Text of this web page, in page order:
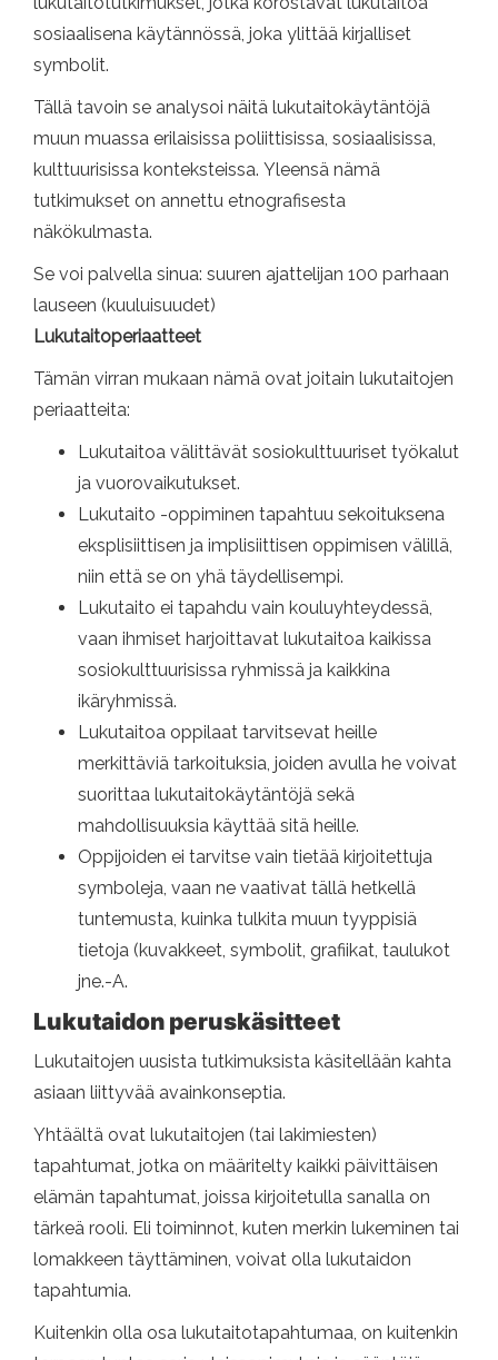
sosiaalisena käytännössä, joka ylittää kirjalliset
symbolit.
Tällä tavoin se analysoi näitä lukutaitokäytäntöjä
muun muassa erilaisissa poliittisissa, sosiaalisissa,
kulttuurisissa konteksteissa. Yleensä nämä
tutkimukset on annettu etnografisesta
näkökulmasta.
Se voi palvella sinua: suuren ajattelijan 100 parhaan
lauseen (kuuluisuudet)
Lukutaitoperiaatteet
Tämän virran mukaan nämä ovat joitain lukutaitojen
periaatteita:
Lukutaitoa välittävät sosiokulttuuriset työkalut
ja vuorovaikutukset.
Lukutaito -oppiminen tapahtuu sekoituksena
eksplisiittisen ja implisiittisen oppimisen välillä,
niin että se on yhä täydellisempi.
Lukutaito ei tapahdu vain kouluyhteydessä,
vaan ihmiset harjoittavat lukutaitoa kaikissa
sosiokulttuurisissa ryhmissä ja kaikkina
ikäryhmissä.
Lukutaitoa oppilaat tarvitsevat heille
merkittäviä tarkoituksia, joiden avulla he voivat
suorittaa lukutaitokäytäntöjä sekä
mahdollisuuksia käyttää sitä heille.
Oppijoiden ei tarvitse vain tietää kirjoitettuja
symboleja, vaan ne vaativat tällä hetkellä
tuntemusta, kuinka tulkita muun tyyppisiä
tietoja (kuvakkeet, symbolit, grafiikat, taulukot
jne.-A.
Lukutaidon peruskäsitteet
Lukutaitojen uusista tutkimuksista käsitellään kahta
asiaan liittyvää avainkonseptia.
Yhtäältä ovat lukutaitojen (tai lakimiesten)
tapahtumat, jotka on määritelty kaikki päivittäisen
elämän tapahtumat, joissa kirjoitetulla sanalla on
tärkeä rooli. Eli toiminnot, kuten merkin lukeminen tai
lomakkeen täyttäminen, voivat olla lukutaidon
tapahtumia.
Kuitenkin olla osa lukutaitotapahtumaa, on kuitenkin